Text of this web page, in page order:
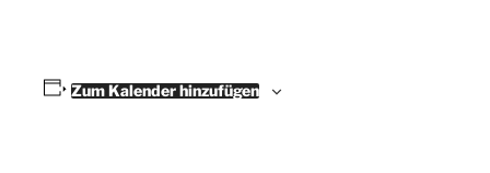
Zum Kalender hinzufügen